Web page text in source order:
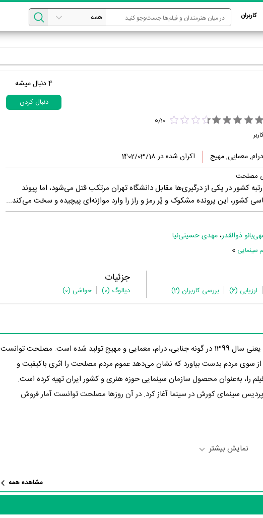
کاربران
4دنبال میشه
دنبال کردن
0/10
معمایی, مهیج اکران شده در 1402/03/18
مصلحت
کشور در یکی از درگیری‌ها مقابل دانشگاه تهران مرتکب قتل می‌شود، اما پیوند
کشور، این پرونده مشکوک ‌و پُر رمز و راز را وارد موازنه‌ای پیچیده و سخت می‌کند...
ذوالقدر،مهدی حسینی‌نیا
سینمایی »
ارزیابی (6) بررسی کاربران (2)
جزئیات
دیالوگ (0) حواشی (0)
در 3 سال پیش یعنی سال 1399 در گونه جنایی، درام، معمایی و مهیج تولید شده است. مصلحت توانست
7 از 10 را از سوی مردم بدست بیاورد که نشان می‌دهد عموم مردم مصلحت را اثری باکیفیت و
را، به‌عنوان محصول سازمان سینمایی حوزه هنری و کشور ایران تهیه کرده است.
پخش‌کننده پردیس سینمای کورش در سینما آغاز کرد. در آن روزها مصلحت توانست آمار فروش
باتوجه به بازی گرفتن از این تعداد بازیگر و مدیریت آنها کار بسیار دشواری بوده
نمایش بیشتر
مشاهده همه